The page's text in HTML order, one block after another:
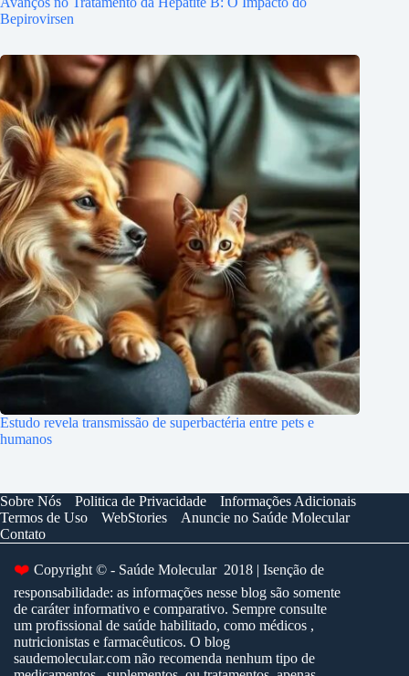
Bepirovirsen
Estudo revela transmissão de superbactéria entre pets e
humanos
Sobre Nós Politica de Privacidade
Informações Adicionais
Termos de Uso
WebStories
Anuncie no Saúde Molecular
Contato
❤️ Copyright © - Saúde Molecular 2018 | Isenção de
responsabilidade: as informações nesse blog são somente
de caráter informativo e comparativo. Sempre consulte
um profissional de saúde habilitado, como médicos ,
nutricionistas e farmacêuticos. O blog
saudemolecular.com não recomenda nenhum tipo de